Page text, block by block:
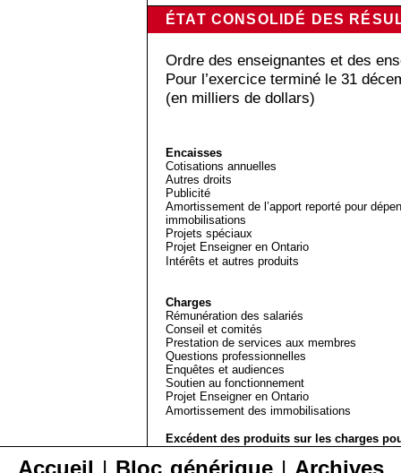
ÉTAT CONSOLIDÉ DES
Ordre des enseignantes et des
Pour l’exercice terminé le 31
(en milliers de dollars)
Encaisses
Cotisations annuelles
Autres droits
Publicité
Amortissement de l’apport reporté pour
immobilisations
Projets spéciaux
Projet Enseigner en Ontario
Intérêts et autres produits
Charges
Rémunération des salariés
Conseil et comités
Prestation de services aux membres
Questions professionnelles
Enquêtes et audiences
Soutien au fonctionnement
Projet Enseigner en Ontario
Amortissement des immobilisations
Excédent des produits sur les charges
Accueil | Bloc générique | Archives